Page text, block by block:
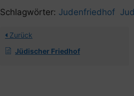
Schlagwörter: Judenfriedhof
Zurück
Jüdischer Friedhof